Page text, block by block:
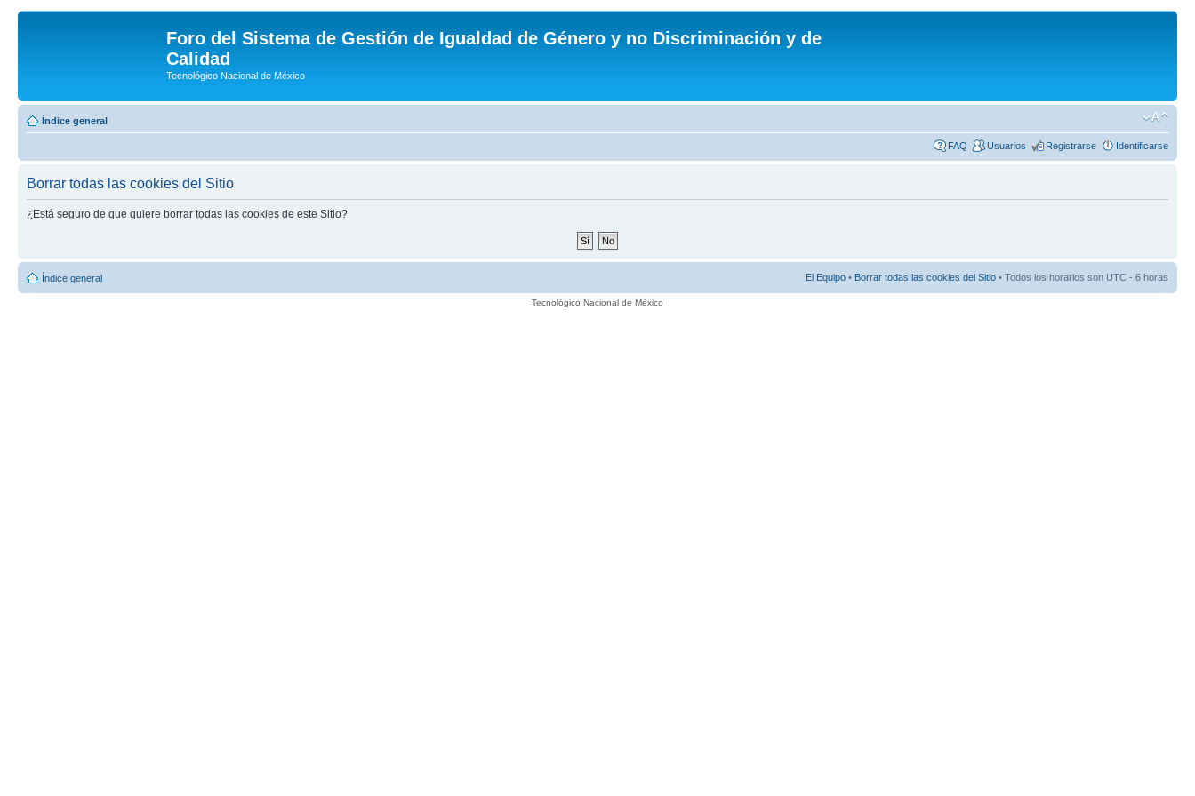
Foro del Sistema de Gestión de Igualdad de Género y no Discriminación y de
Calidad
Tecnológico Nacional de México
Índice general
FAQ Usuarios Registrarse Identificarse
Borrar todas las cookies del Sitio
¿Está seguro de que quiere borrar todas las cookies de este Sitio?
Índice general El Equipo • Borrar todas las cookies del Sitio • Todos los horarios son UTC - 6 horas
Tecnológico Nacional de México